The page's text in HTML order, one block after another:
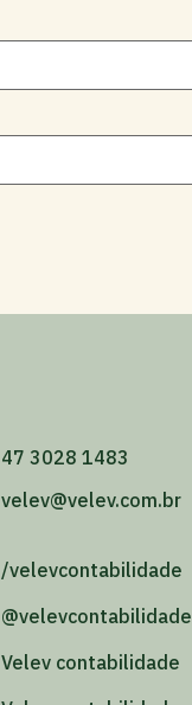
/velevcontabilidade
@velevcontabilidade
Velev contabilidade
47 3028 1483
velev@velev.com.br